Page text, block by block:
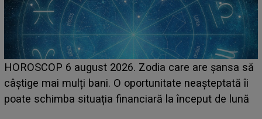
LINE-UP UNTOLD ONE, prima zi. Cine sunt artiștii
care deschid festivalul și de la ce ore au loc cele mai
așteptate concerte pe scena principală?